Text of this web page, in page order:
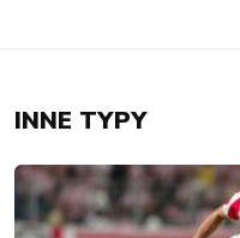
INNE TYPY